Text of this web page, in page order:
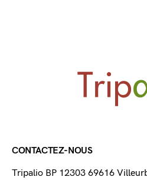
CONTACTEZ-NOUS
Tripalio BP 12303 69616